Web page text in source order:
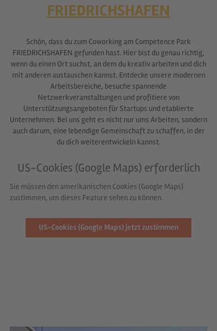
FRIEDRICHSHAFEN
Schön, dass du zum Coworking am Competence Park
FRIEDRICHSHAFEN gefunden hast. Hier bist du genau richtig,
wenn du einen Ort suchst, an dem du kreativ arbeiten und dich
mit anderen austauschen kannst. Entdecke unsere modernen
Arbeitsbereiche, besuche spannende
Netzwerkveranstaltungen und profitiere von
Unterstützungsangeboten für Startups und etablierte
Unternehmen. Bei uns geht es nicht nur ums Arbeiten, sondern
auch darum, eine lebendige Gemeinschaft zu schaffen, in der
du dich weiterentwickeln kannst.
US-Cookies (Google Maps) erforderlich
Sie müssen den amerikanischen Cookies (Google Maps)
zustimmen, um dieses Feature sehen zu können.
US-Cookies (Google Maps) jetzt zustimmen